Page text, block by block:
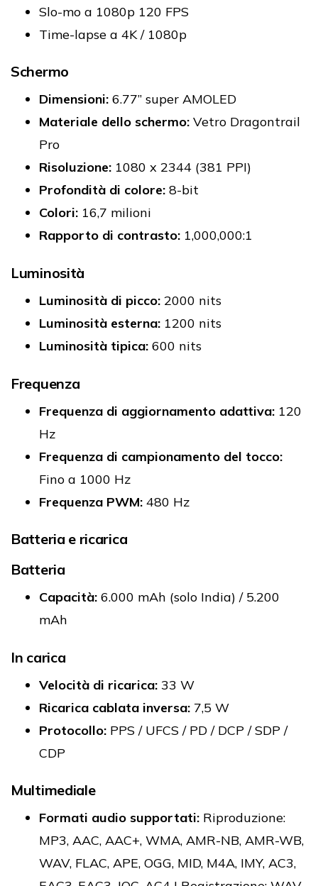
Slo-mo a 1080p 120 FPS
Time-lapse a 4K / 1080p
Schermo
Dimensioni: 6.77” super AMOLED
Materiale dello schermo: Vetro Dragontrail
Pro
Risoluzione: 1080 x 2344 (381 PPI)
Profondità di colore: 8-bit
Colori: 16,7 milioni
Rapporto di contrasto: 1,000,000:1
Luminosità
Luminosità di picco: 2000 nits
Luminosità esterna: 1200 nits
Luminosità tipica: 600 nits
Frequenza
Frequenza di aggiornamento adattiva: 120
Hz
Frequenza di campionamento del tocco:
Fino a 1000 Hz
Frequenza PWM: 480 Hz
Batteria e ricarica
Batteria
Capacità: 6.000 mAh (solo India) / 5.200
mAh
In carica
Velocità di ricarica: 33 W
Ricarica cablata inversa: 7,5 W
Protocollo: PPS / UFCS / PD / DCP / SDP /
CDP
Multimediale
Formati audio supportati: Riproduzione:
MP3, AAC, AAC+, WMA, AMR-NB, AMR-WB,
WAV, FLAC, APE, OGG, MID, M4A, IMY, AC3,